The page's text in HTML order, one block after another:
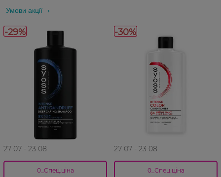
Умови акції
-29%
27 07 - 23 08
0_Спец.ціна
-30%
27 07 - 23 08
0_Спец.ціна